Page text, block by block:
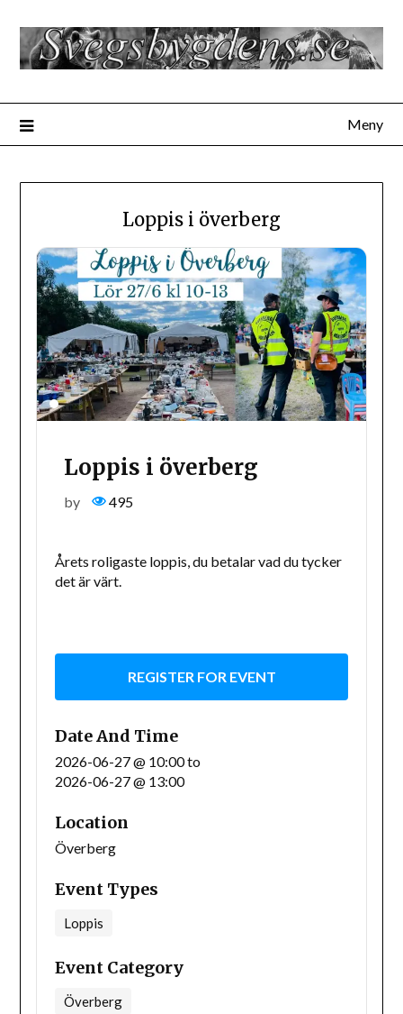
innehåll
Meny
Loppis i överberg
Loppis i överberg
by 495
Årets roligaste loppis, du betalar vad du tycker
det är värt.
REGISTER FOR EVENT
Date And Time
2026-06-27 @ 10:00to
2026-06-27 @ 13:00
Location
Överberg
Event Types
Loppis
Event Category
Överberg